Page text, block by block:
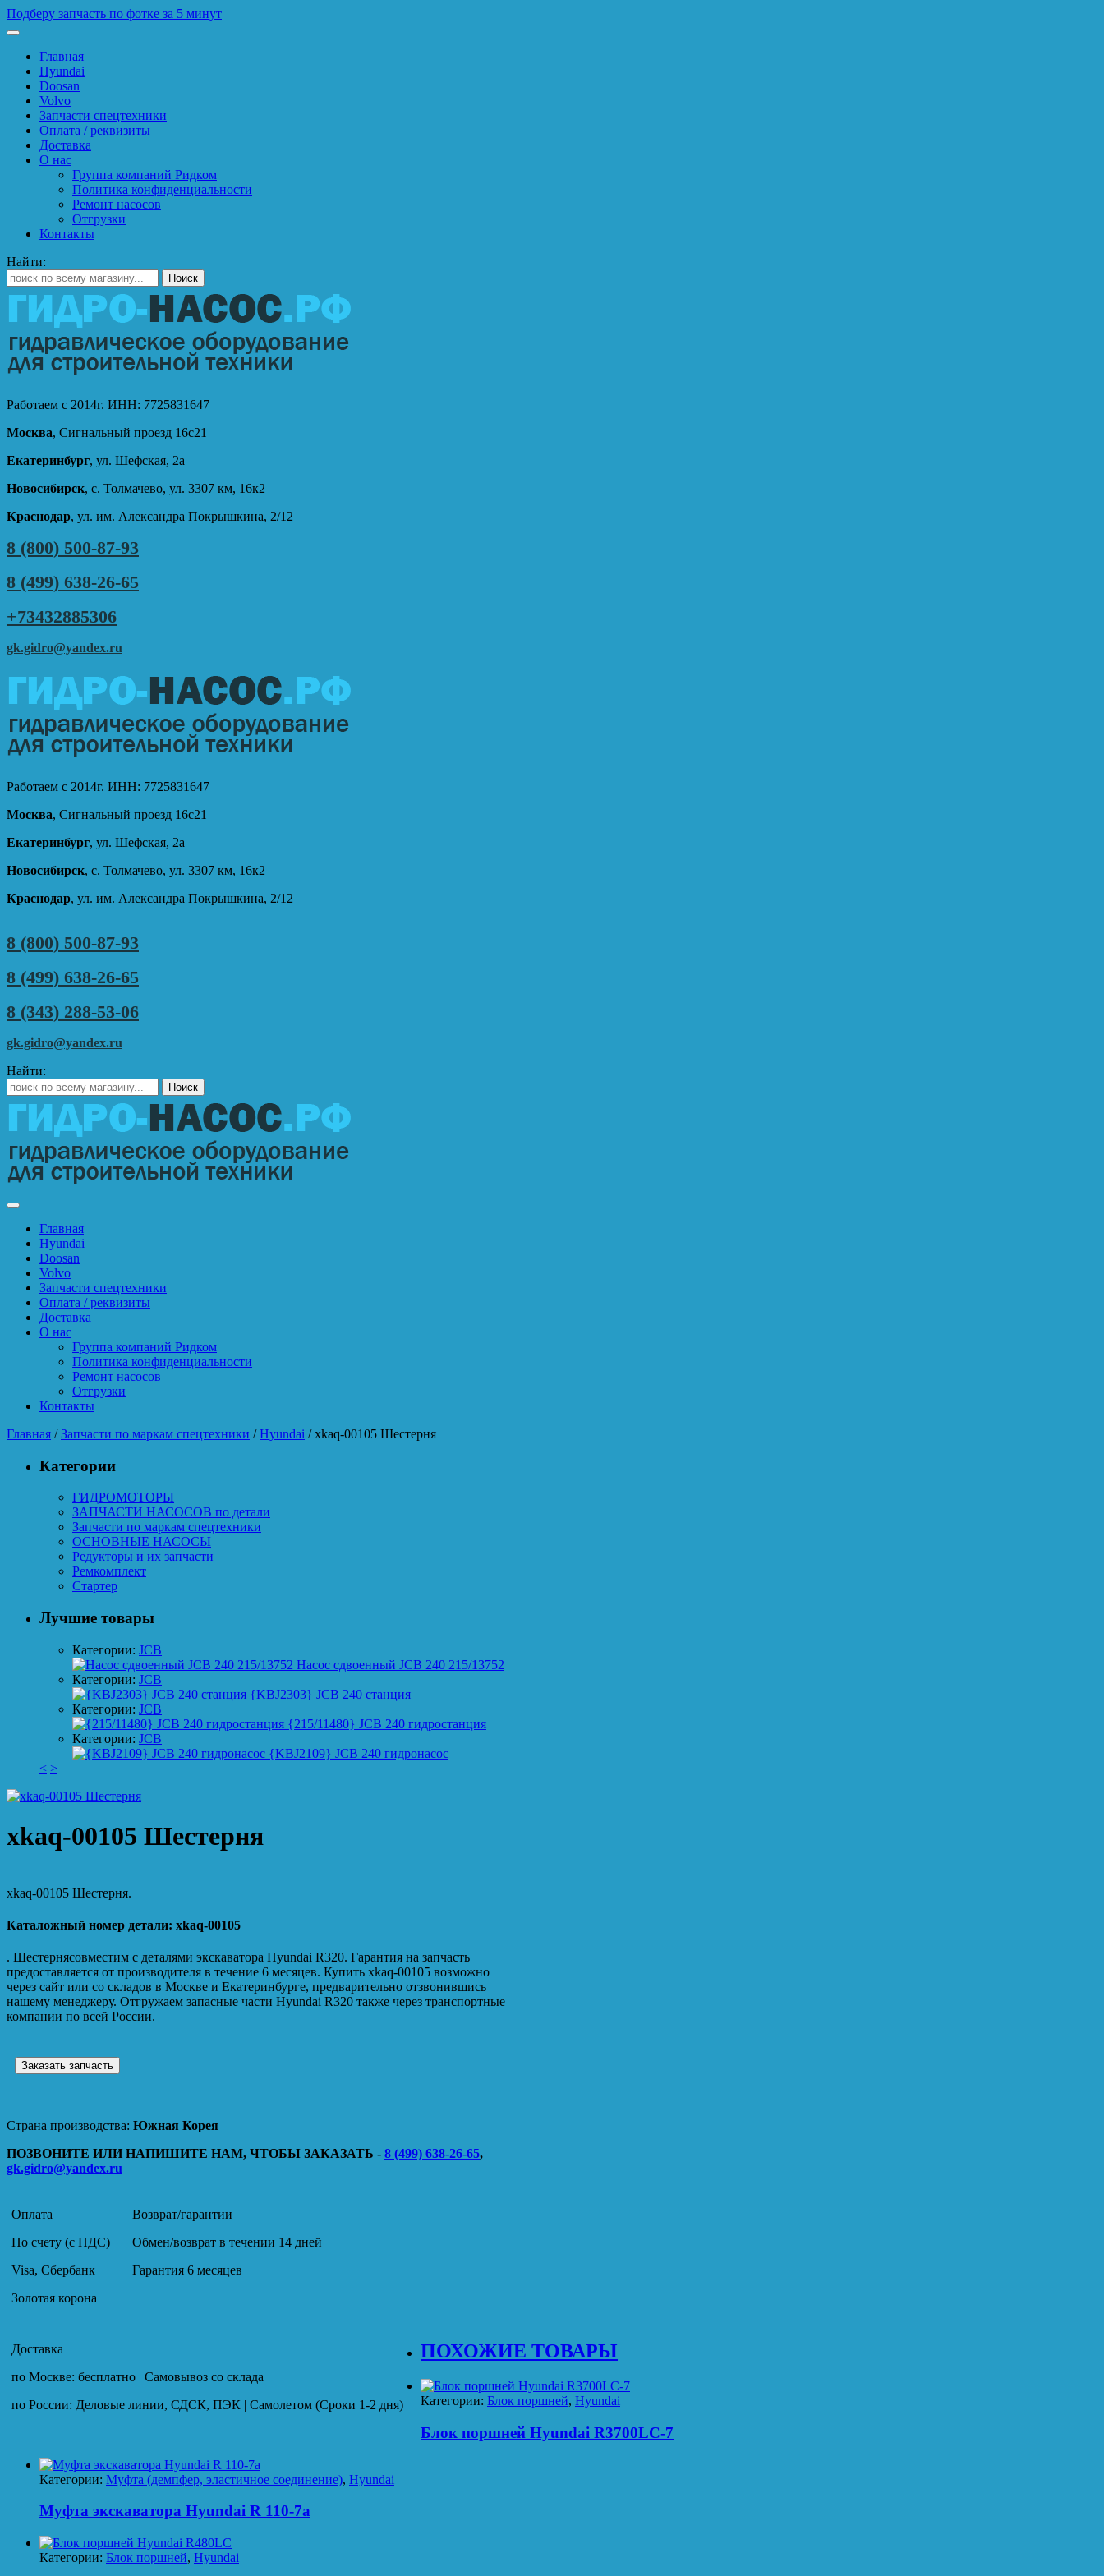
Подберу запчасть по фотке за 5 минут
Главная
Hyundai
Doosan
Volvo
Запчасти спецтехники
Оплата / реквизиты
Доставка
О нас
Группа компаний Ридком
Политика конфиденциальности
Ремонт насосов
Отгрузки
Контакты
Найти:
Работаем с 2014г. ИНН: 7725831647
Москва, Сигнальный проезд 16с21
Екатеринбург, ул. Шефская, 2а
Новосибирск, с. Толмачево, ул. 3307 км, 16к2
Краснодар, ул. им. Александра Покрышкина, 2/12
8 (800) 500-87-93
8 (499) 638-26-65
+73432885306
gk.gidro@yandex.ru
Работаем с 2014г. ИНН: 7725831647
Москва, Сигнальный проезд 16с21
Екатеринбург, ул. Шефская, 2а
Новосибирск, с. Толмачево, ул. 3307 км, 16к2
Краснодар, ул. им. Александра Покрышкина, 2/12
8 (800) 500-87-93
8 (499) 638-26-65
8 (343) 288-53-06
gk.gidro@yandex.ru
Найти:
Главная
Hyundai
Doosan
Volvo
Запчасти спецтехники
Оплата / реквизиты
Доставка
О нас
Группа компаний Ридком
Политика конфиденциальности
Ремонт насосов
Отгрузки
Контакты
Главная /Запчасти по маркам спецтехники /Hyundai / xkaq-00105 Шестерня
Категории
ГИДРОМОТОРЫ
ЗАПЧАСТИ НАСОСОВ по детали
Запчасти по маркам спецтехники
ОСНОВНЫЕ НАСОСЫ
Редукторы и их запчасти
Ремкомплект
Стартер
Лучшие товары
Категории: JCB
Насос сдвоенный JCB 240 215/13752
Категории: JCB
{KBJ2303} JCB 240 станция
Категории: JCB
{215/11480} JCB 240 гидростанция
Категории: JCB
{KBJ2109} JCB 240 гидронасос
< >
xkaq-00105 Шестерня
xkaq-00105 Шестерня.
Каталожный номер детали: xkaq-00105
. Шестернясовместим с деталями экскаватора Hyundai R320. Гарантия на запчасть
предоставляется от производителя в течение 6 месяцев. Купить xkaq-00105 возможно
через сайт или со складов в Москве и Екатеринбурге, предварительно отзвонившись
нашему менеджеру. Отгружаем запасные части Hyundai R320 также через транспортные
компании по всей России.
Заказать запчасть
Страна производства: Южная Корея
ПОЗВОНИТЕ ИЛИ НАПИШИТЕ НАМ, ЧТОБЫ ЗАКАЗАТЬ - 8 (499) 638-26-65,
gk.gidro@yandex.ru
Оплата
По счету (с НДС)
Visa, Сбербанк
Золотая корона
Возврат/гарантии
Обмен/возврат в течении 14 дней
Гарантия 6 месяцев
Доставка
по Москве: бесплатно | Самовывоз со склада
по России: Деловые линии, СДСК, ПЭК | Самолетом (Сроки 1-2 дня)
ПОХОЖИЕ ТОВАРЫ
Категории: Блок поршней, Hyundai
Блок поршней Hyundai R3700LC-7
Категории: Муфта (демпфер, эластичное соединение), Hyundai
Муфта экскаватора Hyundai R 110-7a
Категории: Блок поршней, Hyundai